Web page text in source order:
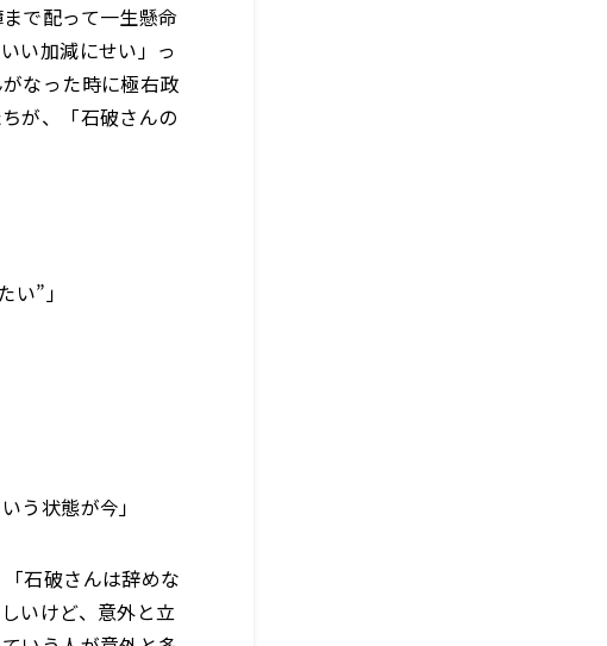
で配って一生懸命
い加減にせい」っ
なった時に極右政
が、「石破さんの
い”」
う状態が今」
石破さんは辞めな
いけど、意外と立